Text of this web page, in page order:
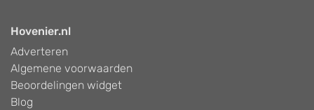
Hovenier.nl
Adverteren
Algemene voorwaarden
Beoordelingen widget
Blog